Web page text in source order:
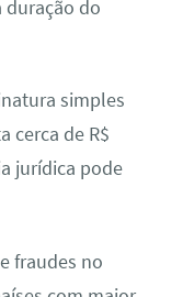
duração do
simples
cerca de R$
jurídica pode
fraudes no